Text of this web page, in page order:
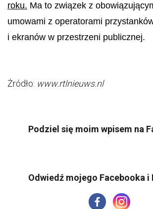
roku. Ma to związek z
umowami z operatorami
i ekranów w przestrzeni publicznej.
Źródło: www.rtlnieuws.nl
Podziel się moim wpisem na